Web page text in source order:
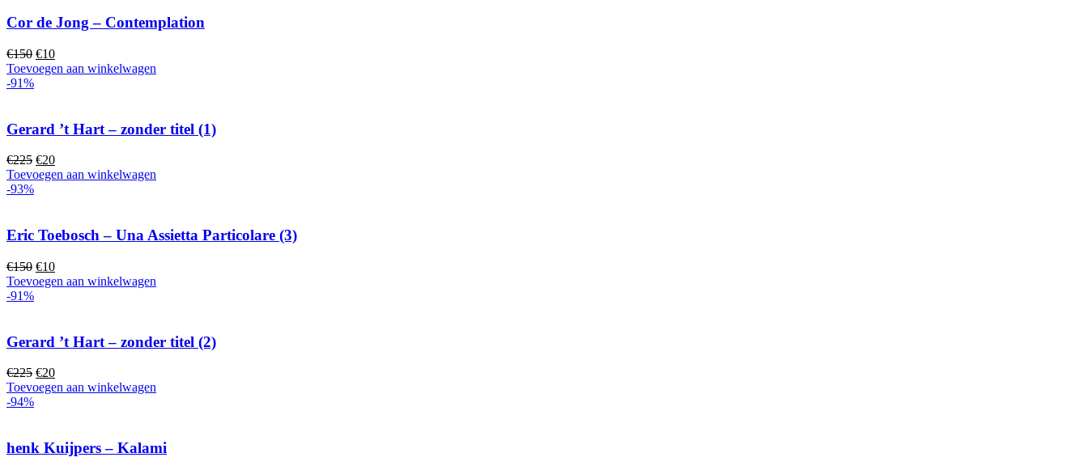
Cor de Jong – Contemplation
€150 Oorspronkelijke
prijs
€10Huidige
prijs
Toevoegen aan winkelwagen
-91%
Gerard ’t Hart – zonder titel (1)
€225 Oorspronkelijke
prijs
€20Huidige
prijs
Toevoegen aan winkelwagen
-93%
Eric Toebosch – Una Assietta Particolare (3)
€150 Oorspronkelijke
prijs
€10Huidige
prijs
Toevoegen aan winkelwagen
-91%
Gerard ’t Hart – zonder titel (2)
€225 Oorspronkelijke
prijs
€20Huidige
prijs
Toevoegen aan winkelwagen
-94%
henk Kuijpers – Kalami